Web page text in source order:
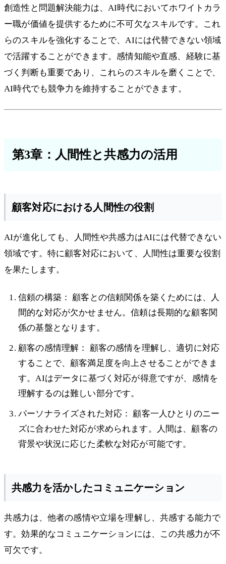
創造性と問題解決能力は、AI時代においてホワイトカラ
ー職が価値を提供するために不可欠なスキルです。これ
らのスキルを強化することで、AIには代替できない領域
で活躍することができます。感情知能や直感、経験に基
づく判断も重要であり、これらのスキルを磨くことで、
AI時代でも競争力を維持することができます。
第3章：人間性と共感力の活用
顧客対応における人間性の役割
AIが進化しても、人間性や共感力はAIには代替できない
領域です。特に顧客対応において、人間性は重要な役割
を果たします。
信頼の構築： 顧客との信頼関係を築くためには、人
間的な対応が欠かせません。信頼は長期的な顧客関
係の基盤となります。
顧客の感情理解： 顧客の感情を理解し、適切に対応
することで、顧客満足度を向上させることができま
す。AIはデータに基づく対応が得意ですが、感情を
理解するのは難しい部分です。
パーソナライズされた対応： 顧客一人ひとりのニー
ズに合わせた対応が求められます。人間は、顧客の
背景や状況に応じた柔軟な対応が可能です。
共感力を活かしたコミュニケーション
共感力は、他者の感情や立場を理解し、共感する能力で
す。効果的なコミュニケーションには、この共感力が不
可欠です。